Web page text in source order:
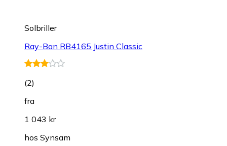
Solbriller
Ray-Ban RB4165 Justin Classic
(2)
fra
1 043 kr
hos Synsam